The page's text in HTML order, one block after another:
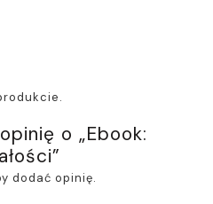
o „Ebook:
dodać opinię.